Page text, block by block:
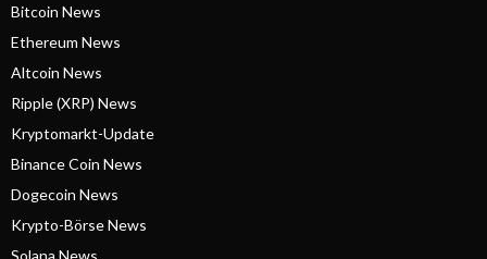
Bitcoin News
Ethereum News
Altcoin News
Ripple (XRP) News
Kryptomarkt-Update
Binance Coin News
Dogecoin News
Krypto-Börse News
Solana News